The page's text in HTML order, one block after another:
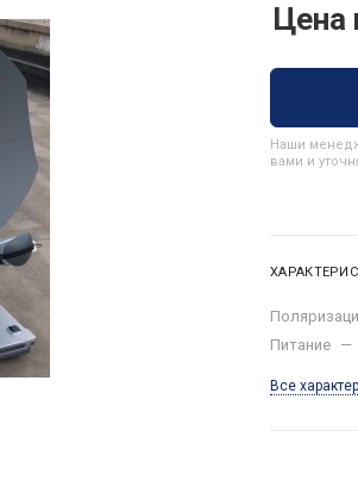
Цена
Наши
вами и
Питание —
Все